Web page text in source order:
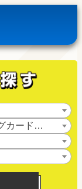
カードピット上